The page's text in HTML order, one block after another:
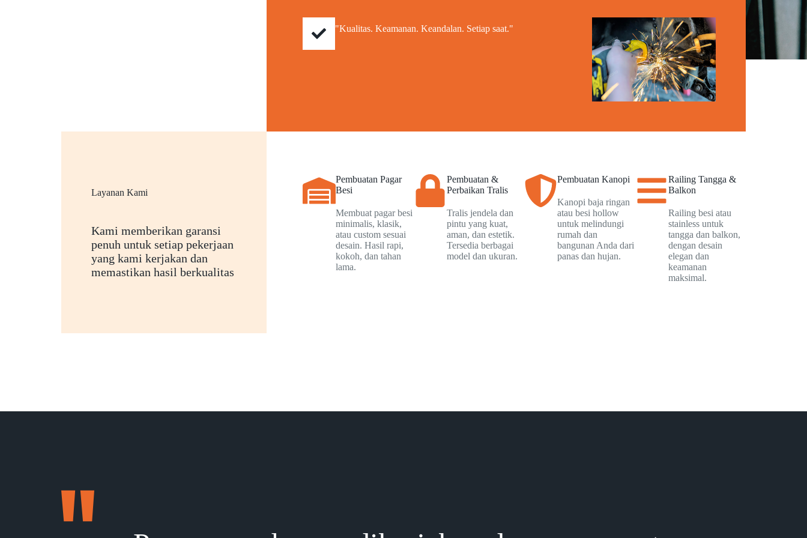
"Kualitas. Keamanan. Keandalan. Setiap saat."
Layanan Kami
Kami memberikan garansi
penuh untuk setiap pekerjaan
yang kami kerjakan dan
memastikan hasil berkualitas
Pembuatan Pagar
Besi
Membuat pagar besi
minimalis, klasik,
atau custom sesuai
desain. Hasil rapi,
kokoh, dan tahan
lama.
Pembuatan &
Perbaikan Tralis
Tralis jendela dan
pintu yang kuat,
aman, dan estetik.
Tersedia berbagai
model dan ukuran.
Pembuatan Kanopi
Kanopi baja ringan
atau besi hollow
untuk melindungi
rumah dan
bangunan Anda dari
panas dan hujan.
Railing Tangga &
Balkon
Railing besi atau
stainless untuk
tangga dan balkon,
dengan desain
elegan dan
keamanan
maksimal.